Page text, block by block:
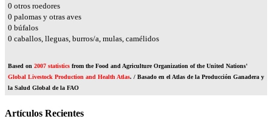
0 otros roedores
0 palomas y otras aves
0 búfalos
0 caballos, lleguas, burros/a, mulas, camélidos
Based on 2007 statistics from the Food and Agriculture Organization of the United Nations'
Global Livestock Production and Health Atlas. / Basado en el Atlas de la Producción Ganadera y
la Salud Global de la FAO
Artículos Recientes